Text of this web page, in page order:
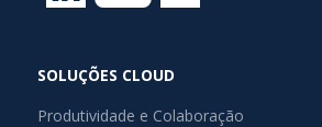
SOLUÇÕES CLOUD
Produtividade e Colaboração